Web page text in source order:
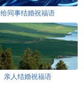
给同事结婚祝福语
亲人结婚祝福语